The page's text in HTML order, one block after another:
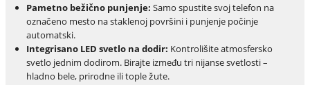
Pametno bežično punjenje: Samo spustite svoj telefon na
označeno mesto na staklenoj površini i punjenje počinje
automatski.
Integrisano LED svetlo na dodir: Kontrolišite atmosfersko
svetlo jednim dodirom. Birajte između tri nijanse svetlosti –
hladno bele, prirodne ili tople žute.